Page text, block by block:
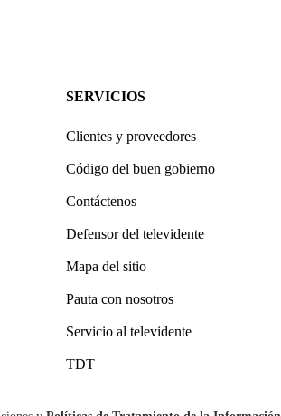
SERVICIOS
Clientes y proveedores
Código del buen gobierno
Contáctenos
Defensor del televidente
Mapa del sitio
Pauta con nosotros
Servicio al televidente
TDT